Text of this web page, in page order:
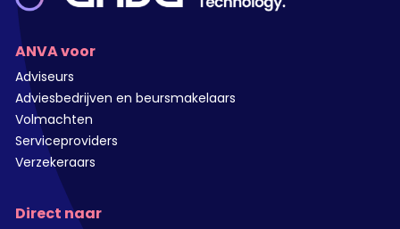
ANVA voor
Adviseurs
Adviesbedrijven en beursmakelaars
Volmachten
Serviceproviders
Verzekeraars
Direct naar